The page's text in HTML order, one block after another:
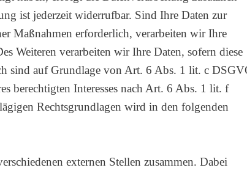
ist jederzeit widerrufbar. Sind Ihre Daten zur
Maßnahmen erforderlich, verarbeiten wir Ihre
Weiteren verarbeiten wir Ihre Daten, sofern diese
sind auf Grundlage von Art. 6 Abs. 1 lit. c
berechtigten Interesses nach Art. 6 Abs. 1 lit. f
Rechtsgrundlagen wird in den folgenden
externen Stellen zusammen. Dabei